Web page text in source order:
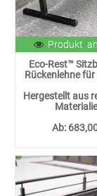
Produkt
Eco-Rest™
Rückenlehne
Hergestellt aus
Ab: